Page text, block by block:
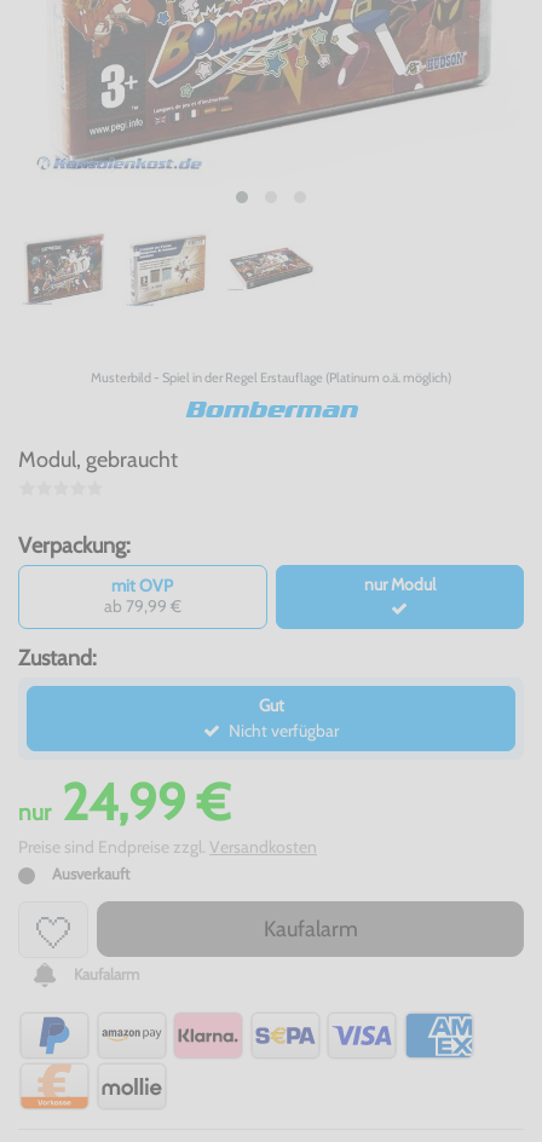
Musterbild - Spiel in der Regel Erstauflage (Platinum o.ä. möglich)
Bomberman
Modul, gebraucht
Verpackung:
mit OVP
ab 79,99 €
nur Modul
Zustand:
Gut
Nicht verfügbar
nur24,99 €
Preise sind Endpreise zzgl. Versandkosten
Ausverkauft
Kaufalarm
Kaufalarm